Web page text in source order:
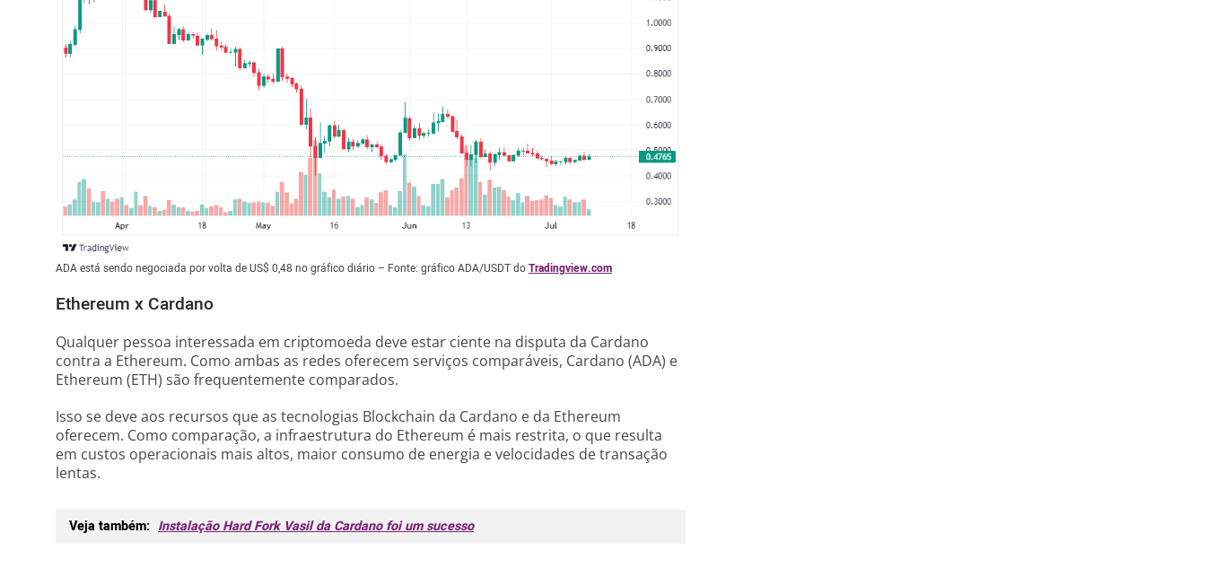
ADA está sendo negociada por volta de US$ 0,48 no gráfico diário – Fonte: gráfico ADA/USDT doTradingview.com
Ethereum x Cardano
Qualquer pessoa interessada em criptomoeda deve estar ciente na disputa da Cardano
contra a Ethereum. Como ambas as redes oferecem serviços comparáveis, Cardano (ADA) e
Ethereum (ETH) são frequentemente comparados.
Isso se deve aos recursos que as tecnologias Blockchain da Cardano e da Ethereum
oferecem. Como comparação, a infraestrutura do Ethereum é mais restrita, o que resulta
em custos operacionais mais altos, maior consumo de energia e velocidades de transação
lentas.
Veja também: Instalação Hard Fork Vasil da Cardano foi um sucesso